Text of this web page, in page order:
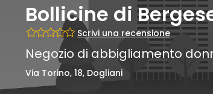
Bollicine di
Scrivi una recensione
Negozio di abbigliamento
Via Torino, 18, Dogliani